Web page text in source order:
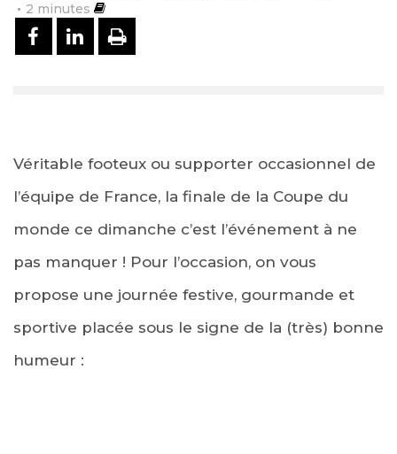
2 minutes
PARTAGER SUR FACEBOOK
PARTAGER SUR LINKEDIN
IMPRIMER
Véritable footeux ou supporter occasionnel de
l’équipe de France, la finale de la Coupe du
monde ce dimanche c’est l’événement à ne
pas manquer ! Pour l’occasion, on vous
propose une journée festive, gourmande et
sportive placée sous le signe de la (très) bonne
humeur :